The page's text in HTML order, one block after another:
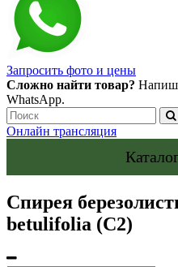
Запросить фото и цены
Сложно найти товар?
WhatsApp.
Онлайн трансляция
Спирея
betulifolia (С2)